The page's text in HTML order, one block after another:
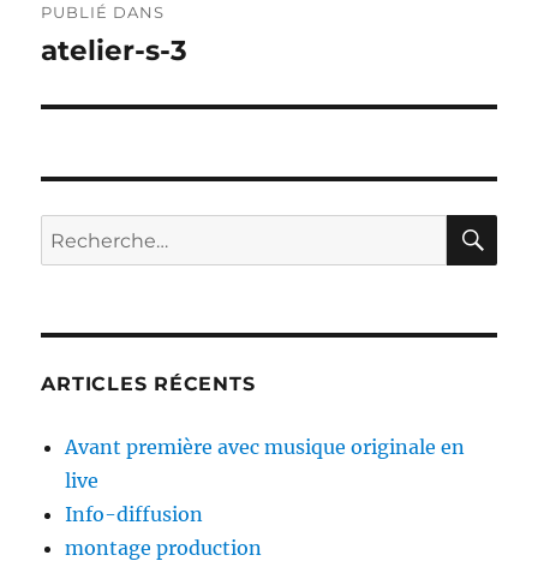
de
PUBLIÉ DANS
atelier-s-3
Recherche
pour :
ARTICLES RÉCENTS
Avant première avec musique originale en
live
Info-diffusion
montage production